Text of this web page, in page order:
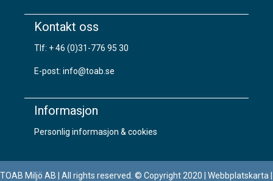
Kontakt oss
Tlf: + 46 (0)31-776 95 30
E-post: info@toab.se
Informasjon
Personlig informasjon & cookies
TOAB Miljö AB | All rights reserved. © Copyright 2020 | Webbplatskarta |